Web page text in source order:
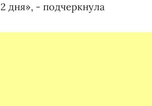
дня», - подчеркнула